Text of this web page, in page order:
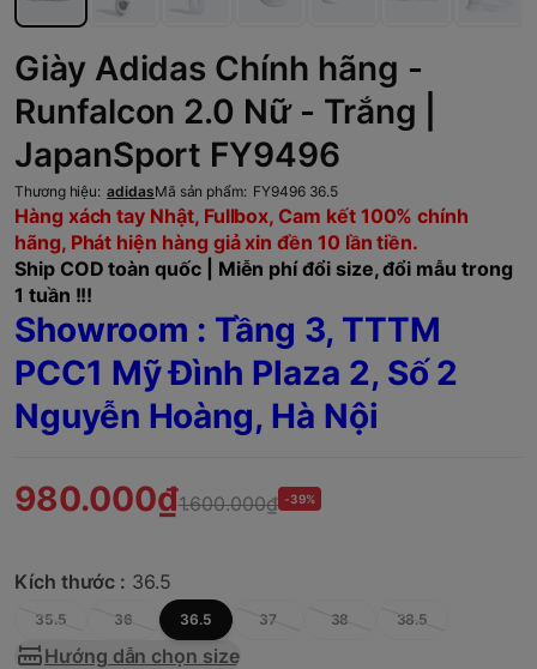
Giày Adidas Chính hãng -
Runfalcon 2.0 Nữ - Trắng |
JapanSport FY9496
Thương hiệu: adidasMã sản phẩm: FY9496 36.5
Hàng xách tay Nhật, Fullbox, Cam kết 100% chính
hãng, Phát hiện hàng giả xin đền 10 lần tiền.
Ship COD toàn quốc | Miễn phí đổi size, đổi mẫu trong
1 tuần !!!
Showroom : Tầng 3, TTTM
PCC1 Mỹ Đình Plaza 2, Số 2
Nguyễn Hoàng, Hà Nội
980.000₫1.600.000₫ -39%
Kích thước : 36.5
35.5 36 36.5 37 38 38.5
Hướng dẫn chọn size